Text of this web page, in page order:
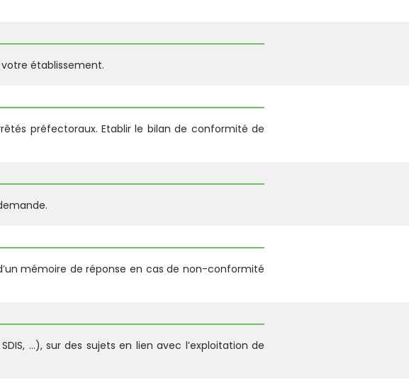
votre établissement.
préfectoraux. Etablir le bilan de conformité de
mémoire de réponse en cas de non-conformité
…), sur des sujets en lien avec l’exploitation de